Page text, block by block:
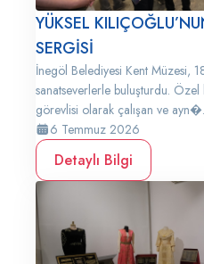
YÜKSEL
SERGİSİ
İnegöl Belediyesi Kent Müzesi,
sanatseverlerle buluşturdu.
görevlisi olarak çalışan ve
6 Temmuz 2026
Detaylı Bilgi